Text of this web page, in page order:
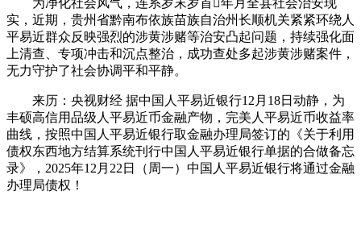
实，近期，贵州省黔南布依族苗族自治州长顺机关紧紧环绕人
平易近群众反映强烈的涉黄涉赌等治安凸起问题，持续强化面
上清查、专项冲击和沉点整治，成功查处多起涉黄涉赌案件，
无力守护了社会协调平和平静。
来历：央视财经 据中国人平易近银行12月18日动静，为
丰硕高信用品级人平易近币金融产物，完美人平易近币收益率
曲线，按照中国人平易近银行取金融办理局签订的《关于利用
债权东西地方结算系统刊行中国人平易近银行单据的合做备忘
录》，2025年12月22日（周一）中国人平易近银行将通过金融
办理局债权！